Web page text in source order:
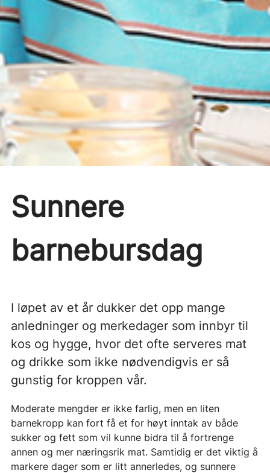
Sunnere
barnebursdag
I løpet av et år dukker det opp mange
anledninger og merkedager som innbyr til
kos og hygge, hvor det ofte serveres mat
og drikke som ikke nødvendigvis er så
gunstig for kroppen vår.
Moderate mengder er ikke farlig, men en liten
barnekropp kan fort få et for høyt inntak av både
sukker og fett som vil kunne bidra til å fortrenge
annen og mer næringsrik mat. Samtidig er det viktig å
markere dager som er litt annerledes, og sunnere